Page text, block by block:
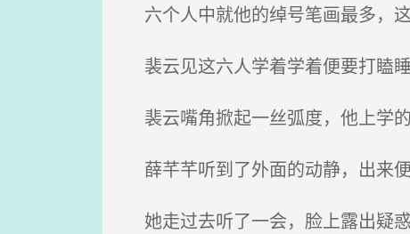
六个人中就他的绰号笔画最多，
裴云见这六人学着学着便要打瞌
裴云嘴角掀起一丝弧度，他上学
薛芊芊听到了外面的动静，出来
她走过去听了一会，脸上露出疑惑